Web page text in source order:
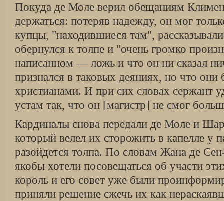
Покуда де Моле верил обещаниям
держаться: потеряв надежду, он мог
купцы, "находившиеся там",
обернулся к толпе и "очень громко
написанном — ложь и что он ни сказал
признался в таковых деяниях, но что
христианами. И при сих словах сержант
устам так, что он [магистр] не смог
Кардиналы снова передали де Моле и
который велел их сторожить в капелле у
разойдется толпа. По словам Жана де
якобы хотели посовещаться об участи
король и его совет уже были
приняли решение сжечь их как